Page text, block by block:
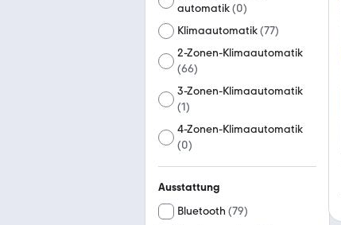
automatik(0)
Klimaautomatik(77)
2-Zonen-Klimaautomatik
(66)
3-Zonen-Klimaautomatik
(1)
4-Zonen-Klimaautomatik
(0)
Ausstattung
Bluetooth (79)